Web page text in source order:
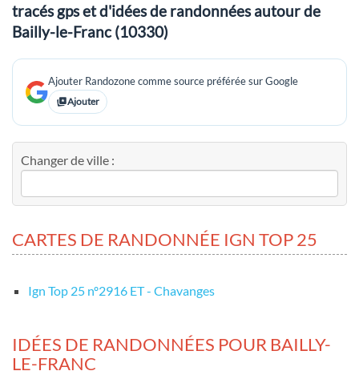
tracés gps et d'idées de randonnées autour de
Bailly-le-Franc (10330)
Ajouter Randozone comme source préférée sur Google
Ajouter
Changer de ville :
CARTES DE RANDONNÉE IGN TOP 25
Ign Top 25 nº2916 ET - Chavanges
IDÉES DE RANDONNÉES POUR BAILLY-
LE-FRANC